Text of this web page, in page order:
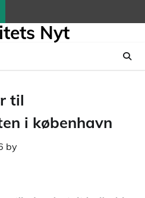
Nyt
til
i københavn
by